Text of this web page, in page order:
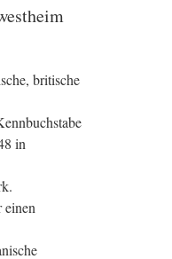
britische
in